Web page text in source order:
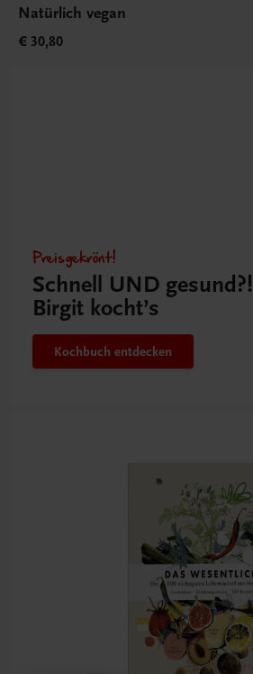
Natürlich vegan
€ 30,80
Preisgekrönt!
Schnell UND gesund?!
Birgit kocht’s
Kochbuch entdecken